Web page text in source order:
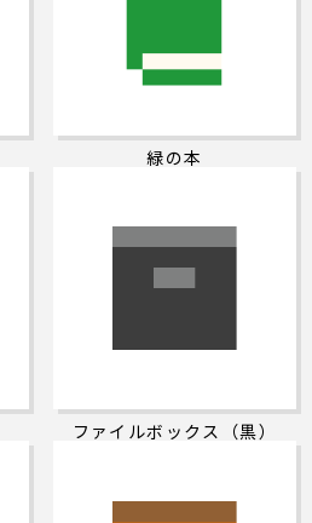
緑の本
ファイルボックス（黒）